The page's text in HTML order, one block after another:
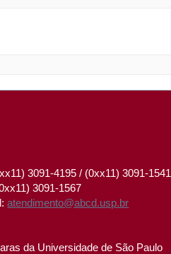
3091-4195 / (0xx11) 3091-1541
3091-1567
atendimento@abcd.usp.br
da Universidade de São Paulo